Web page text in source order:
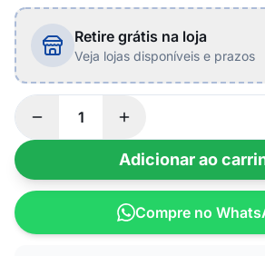
Retire grátis na loja
Veja lojas disponíveis e prazos
Adicionar ao
Compre no